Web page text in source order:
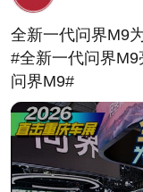
全新一代问界M9
#全新一代问界
问界M9#